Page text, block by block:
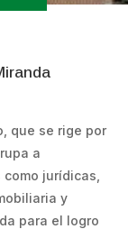
que se rige por
a
jurídicas,
y
para el logro